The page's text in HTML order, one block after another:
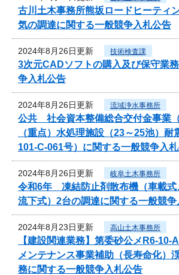
古川土木事務所熊坂ロードヒーティ
気の調達に関する一般競争入札公告
2024年8月26日更新 技術検査課
3次元CADソフトの購入及び保守業
争入札公告
2024年8月26日更新 流域浄水事務所
公共 社会資本整備総合交付金事業（
（重点）水処理施設（23～25池）耐
101-C-061号）に関する一般競争入
2024年8月26日更新 岐阜土木事務所
令和6年 凍結防止剤散布機（車載式
流下式）2台の調達に関する一般競争
2024年8月23日更新 高山土木事務所
【建設関連業務】第委砂公メR6-
メンテナンス事業補助（長寿命化）
務に関する一般競争入札公告